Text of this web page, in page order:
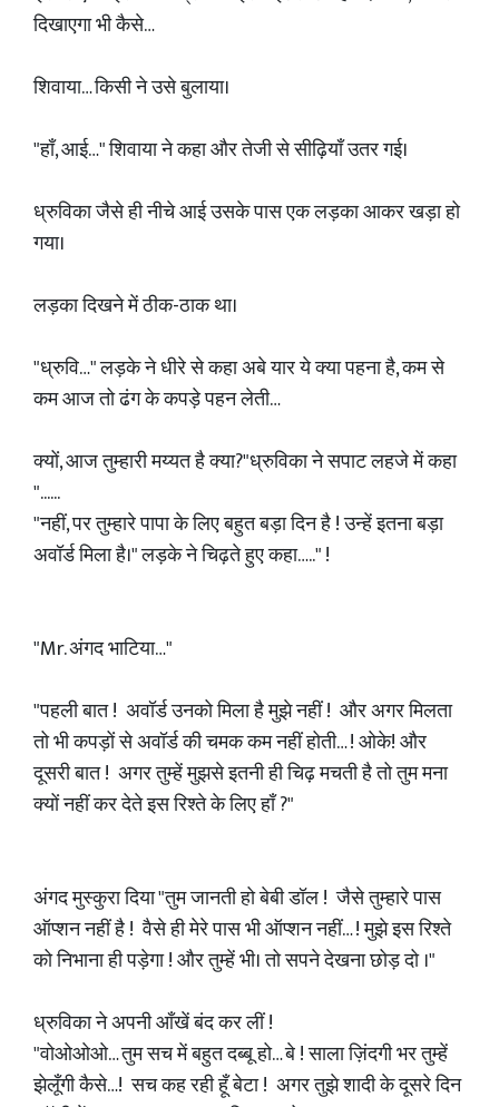
दिखाएगा भी कैसे…
शिवाया… किसी ने उसे बुलाया।
"हाँ, आई…" शिवाया ने कहा और तेजी से सीढ़ियाँ उतर गई।
ध्रुविका जैसे ही नीचे आई उसके पास एक लड़का आकर खड़ा हो
गया।
लड़का दिखने में ठीक-ठाक था।
"ध्रुवि…" लड़के ने धीरे से कहा अबे यार ये क्या पहना है, कम से
कम आज तो ढंग के कपड़े पहन लेती…
क्यों, आज तुम्हारी मय्यत है क्या?"ध्रुविका ने सपाट लहजे में कहा
"......
"नहीं, पर तुम्हारे पापा के लिए बहुत बड़ा दिन है ! उन्हें इतना बड़ा
अवॉर्ड मिला है।" लड़के ने चिढ़ते हुए कहा….." !
"Mr. अंगद भाटिया…"
"पहली बात ! अवॉर्ड उनको मिला है मुझे नहीं ! और अगर मिलता
तो भी कपड़ों से अवॉर्ड की चमक कम नहीं होती… ! ओके! और
दूसरी बात ! अगर तुम्हें मुझसे इतनी ही चिढ़ मचती है तो तुम मना
क्यों नहीं कर देते इस रिश्ते के लिए हाँ ?"
अंगद मुस्कुरा दिया "तुम जानती हो बेबी डॉल ! जैसे तुम्हारे पास
ऑप्शन नहीं है ! वैसे ही मेरे पास भी ऑप्शन नहीं… ! मुझे इस रिश्ते
को निभाना ही पड़ेगा ! और तुम्हें भी। तो सपने देखना छोड़ दो ।"
ध्रुविका ने अपनी आँखें बंद कर लीं !
"वोओओओ… तुम सच में बहुत दब्बू हो… बे ! साला ज़िंदगी भर तुम्हें
झेलूँगी कैसे…! सच कह रही हूँ बेटा ! अगर तुझे शादी के दूसरे दिन